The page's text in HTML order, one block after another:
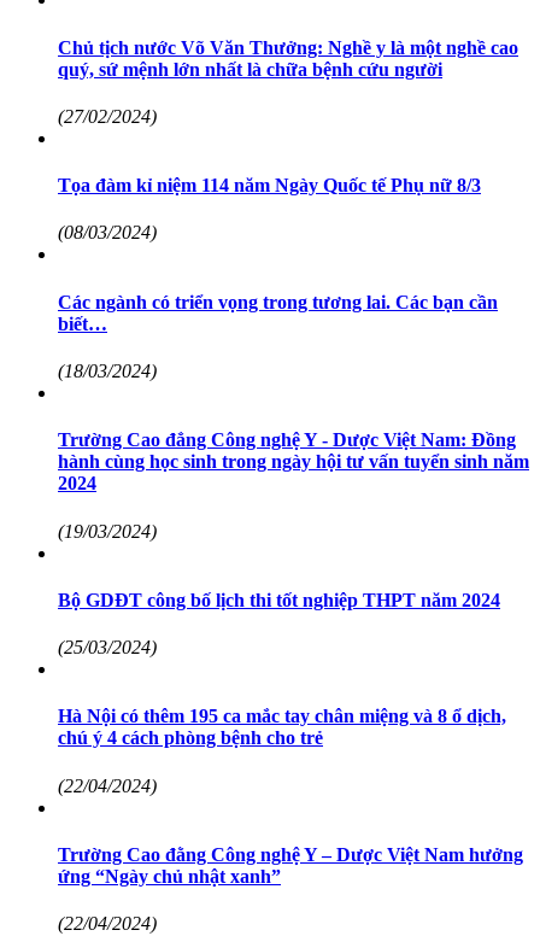
Chủ tịch nước Võ Văn Thưởng: Nghề y là một nghề cao
quý, sứ mệnh lớn nhất là chữa bệnh cứu người
(27/02/2024)
Tọa đàm kỉ niệm 114 năm Ngày Quốc tế Phụ nữ 8/3
(08/03/2024)
Các ngành có triển vọng trong tương lai. Các bạn cần
biết…
(18/03/2024)
Trường Cao đẳng Công nghệ Y - Dược Việt Nam: Đồng
hành cùng học sinh trong ngày hội tư vấn tuyển sinh năm
2024
(19/03/2024)
Bộ GDĐT công bố lịch thi tốt nghiệp THPT năm 2024
(25/03/2024)
Hà Nội có thêm 195 ca mắc tay chân miệng và 8 ổ dịch,
chú ý 4 cách phòng bệnh cho trẻ
(22/04/2024)
Trường Cao đằng Công nghệ Y – Dược Việt Nam hưởng
ứng “Ngày chủ nhật xanh”
(22/04/2024)